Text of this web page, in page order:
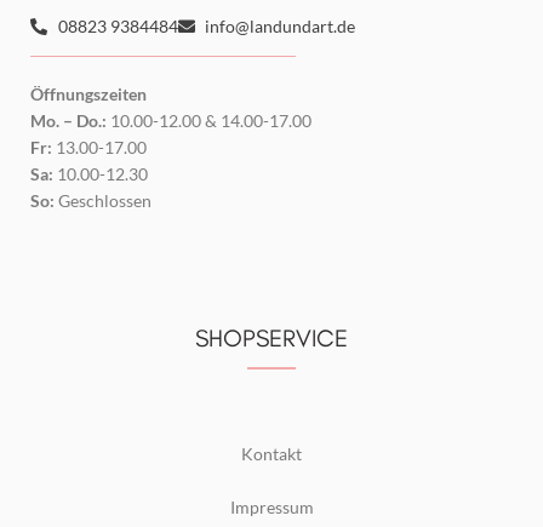
08823 9384484
info@landundart.de
Öffnungszeiten
Mo. – Do.: 10.00-12.00 & 14.00-17.00
Fr: 13.00-17.00
Sa: 10.00-12.30
So: Geschlossen
SHOPSERVICE
Kontakt
Impressum